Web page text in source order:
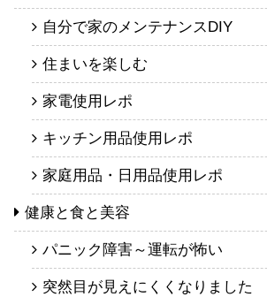
自分で家のメンテナンスDIY
住まいを楽しむ
家電使用レポ
キッチン用品使用レポ
家庭用品・日用品使用レポ
健康と食と美容
パニック障害～運転が怖い
突然目が見えにくくなりました